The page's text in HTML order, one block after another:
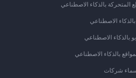
المتحركة بالذكاء الاصطناعي
الاصطناعي
بالذكاء الاصطناعي
بالذكاء الاصطناعي
شركات